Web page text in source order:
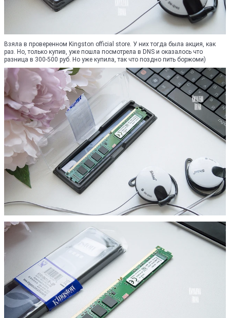
Взяла в проверенном Kingston official store. У них тогда была акция, как
раз. Но, только купив, уже пошла посмотрела в DNS и оказалось что
разница в 300-500 руб. Но уже купила, так что поздно пить боржоми)